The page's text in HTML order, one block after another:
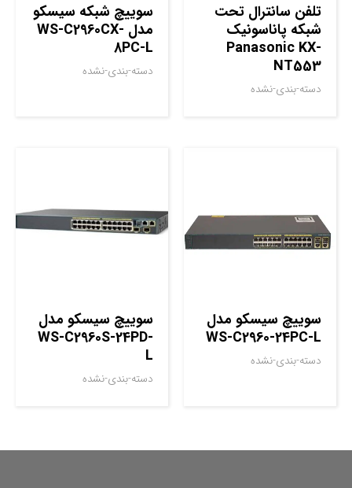
تلفن سانترال تحت
شبکه پاناسونیک
Panasonic KX-
NT553
دسته-بندی-نشده
سوييچ شبکه سيسکو
مدل WS-C2960CX-
8PC-L
دسته-بندی-نشده
سوييچ سيسکو مدل
WS-C2960-24PC-L
دسته-بندی-نشده
سوييچ سيسکو مدل
WS-C2960S-24PD-
L
دسته-بندی-نشده